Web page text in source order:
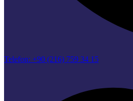
Telefon: +90 (216) 759 34 15